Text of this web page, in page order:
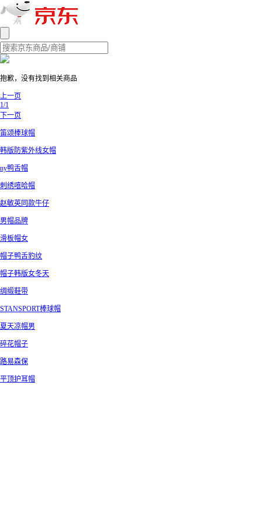
抱歉，没有找到相关商品
上一页
1/1
下一页
笛颂棒球帽
韩版防紫外线女帽
ny鸭舌帽
刺绣嘻哈帽
赵敏英同款牛仔
男帽品牌
滑板帽女
帽子鸭舌豹纹
帽子韩版女冬天
绸缎鞋带
STANSPORT棒球帽
夏天凉帽男
碎花帽子
路易森保
平顶护耳帽